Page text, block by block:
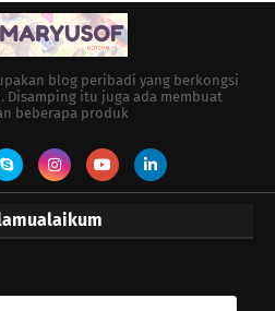
blog peribadi yang berkongsi
Disamping itu juga ada membuat
beberapa produk